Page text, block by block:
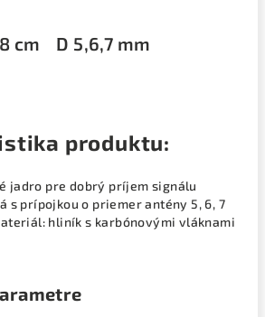
cm D 5,6,7 mm
produktu:
jadro pre dobrý príjem signálu
s prípojkou o priemer antény 5, 6, 7
hliník s karbónovými vláknami